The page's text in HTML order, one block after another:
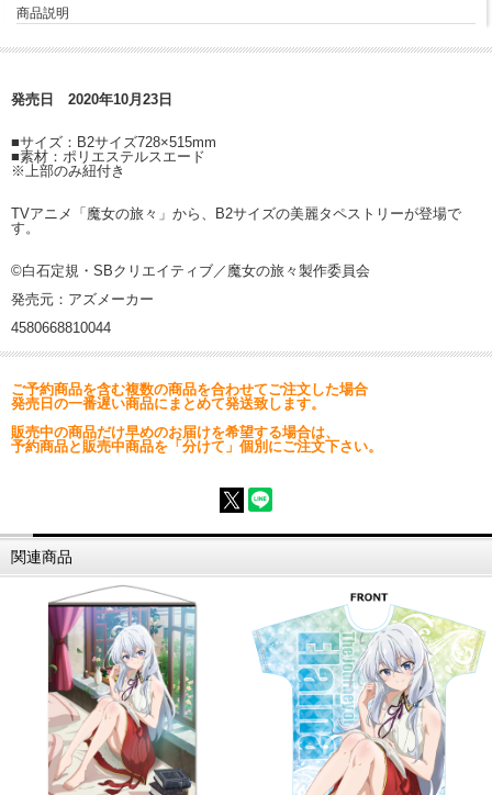
商品説明
発売日 2020年10月23日
■サイズ：B2サイズ728×515mm
■素材：ポリエステルスエード
※上部のみ紐付き
TVアニメ「魔女の旅々」から、B2サイズの美麗タペストリーが登場で
す。
©白石定規・SBクリエイティブ／魔女の旅々製作委員会
発売元：アズメーカー
4580668810044
ご予約商品を含む複数の商品を合わせてご注文した場合
発売日の一番遅い商品にまとめて発送致します。
販売中の商品だけ早めのお届けを希望する場合は、
予約商品と販売中商品を「分けて」個別にご注文下さい。
関連商品